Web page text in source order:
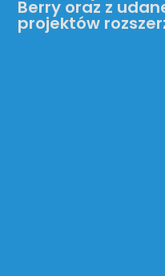
Berry oraz z
projektów